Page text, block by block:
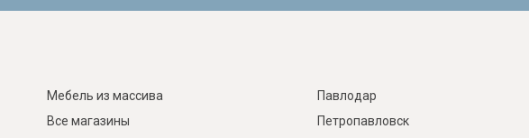
Мебель из массива
Все магазины
Павлодар
Петропавловск